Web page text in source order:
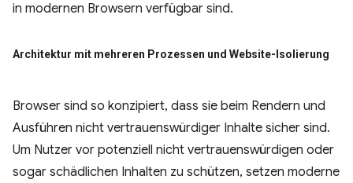
in modernen Browsern verfügbar sind.
Architektur mit mehreren Prozessen und Website-Isolierung
Browser sind so konzipiert, dass sie beim Rendern und
Ausführen nicht vertrauenswürdiger Inhalte sicher sind.
Um Nutzer vor potenziell nicht vertrauenswürdigen oder
sogar schädlichen Inhalten zu schützen, setzen moderne